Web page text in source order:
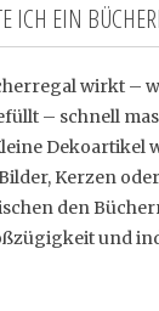
ICH EIN
wirkt –
– schnell
Dekoartikel
Kerzen oder
den
und